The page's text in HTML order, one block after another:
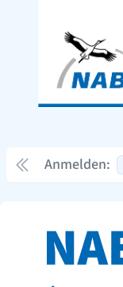
Anmelden: